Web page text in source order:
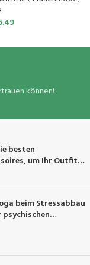
können!
besten
um Ihr Outfit
beim Stressabbau